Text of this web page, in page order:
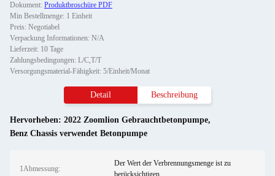
Dokument: Produktbroschüre PDF
Min Bestellmenge: 1 Einheit
Preis: Negotiabel
Verpackung Informationen: N/A
Lieferzeit: 10 Tage
Zahlungsbedingungen: L/C,T/T
Versorgungsmaterial-Fähigkeit: 5/Einheit/Monat
Detail Beschreibung
Hervorheben: 2022 Zoomlion Gebrauchtbetonpumpe,
Benz Chassis verwendet Betonpumpe
1Abmessung:
Der Wert der Verbrennungsmenge ist zu
berücksichtigen.